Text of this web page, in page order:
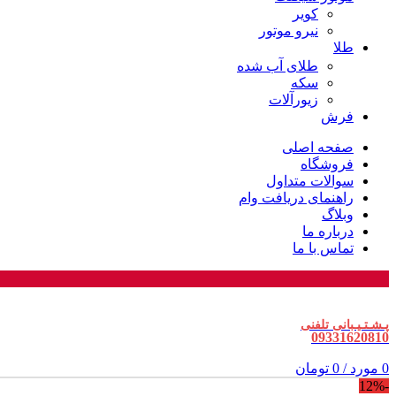
کویر
نیرو موتور
طلا
طلای آب شده
سکه
زیورآلات
فرش
صفحه اصلی
فروشگاه
سوالات متداول
راهنمای دریافت وام
وبلاگ
درباره ما
تماس با ما
پـشـتـیـبانی تلفنی
09331620810
0 مورد /
0 تومان
-12%